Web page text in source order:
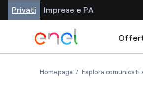
Privati Imprese e PA
Homepage Esplora comunicati